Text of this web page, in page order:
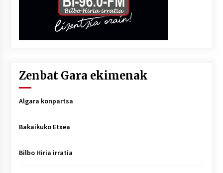
Zenbat Gara ekimenak
Algara konpartsa
Bakaikuko Etxea
Bilbo Hiria irratia